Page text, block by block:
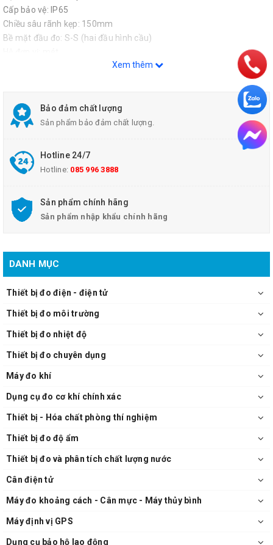
Cấp bảo vệ: IP65
Chiều sâu rãnh kẹp: 150mm
Bề mặt đầu đo: S-S (hai đầu hình cầu)
Xem thêm
Bảo đảm chất lượng
Sản phẩm bảo đảm chất lượng.
Hotline 24/7
Hotline: 085 996 3888
Sản phẩm chính hãng
Sản phẩm nhập khẩu chính hãng
DANH MỤC
Thiết bị đo điện - điện tử
Thiết bị đo môi trường
Thiết bị đo nhiệt độ
Thiết bị đo chuyên dụng
Máy đo khí
Dụng cụ đo cơ khí chính xác
Thiết bị - Hóa chất phòng thí nghiệm
Thiết bị đo độ ẩm
Thiết bị đo và phân tích chất lượng nước
Cân điện tử
Máy đo khoảng cách - Cân mực - Máy thủy bình
Máy định vị GPS
Dụng cụ bảo hộ lao động